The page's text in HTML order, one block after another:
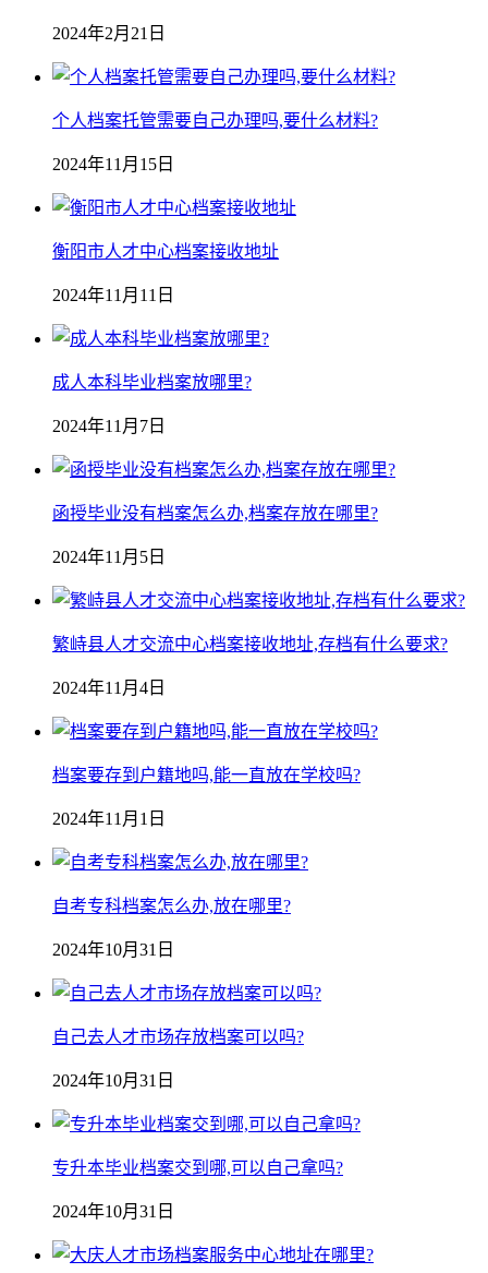
2024年2月21日
个人档案托管需要自己办理吗,要什么材料?
2024年11月15日
衡阳市人才中心档案接收地址
2024年11月11日
成人本科毕业档案放哪里?
2024年11月7日
函授毕业没有档案怎么办,档案存放在哪里?
2024年11月5日
繁峙县人才交流中心档案接收地址,存档有什么要求?
2024年11月4日
档案要存到户籍地吗,能一直放在学校吗?
2024年11月1日
自考专科档案怎么办,放在哪里?
2024年10月31日
自己去人才市场存放档案可以吗?
2024年10月31日
专升本毕业档案交到哪,可以自己拿吗?
2024年10月31日